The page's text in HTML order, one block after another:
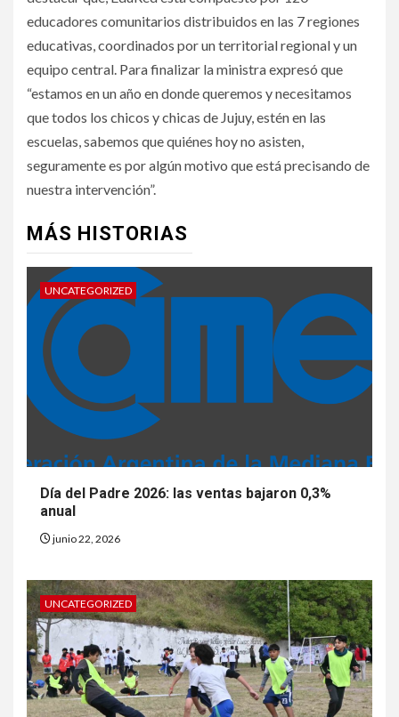
educadores comunitarios distribuidos en las 7 regiones
educativas, coordinados por un territorial regional y un
equipo central. Para finalizar la ministra expresó que
“estamos en un año en donde queremos y necesitamos
que todos los chicos y chicas de Jujuy, estén en las
escuelas, sabemos que quiénes hoy no asisten,
seguramente es por algún motivo que está precisando de
nuestra intervención”.
MÁS HISTORIAS
UNCATEGORIZED
Día del Padre 2026: las ventas bajaron 0,3%
anual
junio 22, 2026
UNCATEGORIZED